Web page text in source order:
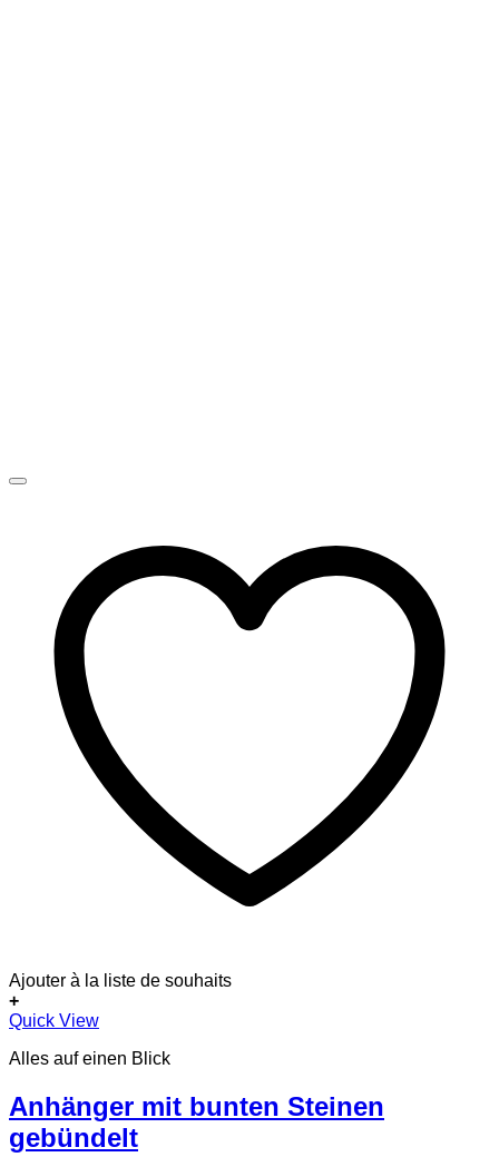
Ajouter à la liste de souhaits
+
Dieses
weist
Varianten
auf.
Die
Quick View
Alles auf einen Blick
Anhänger mit bunten Steinen
gebündelt